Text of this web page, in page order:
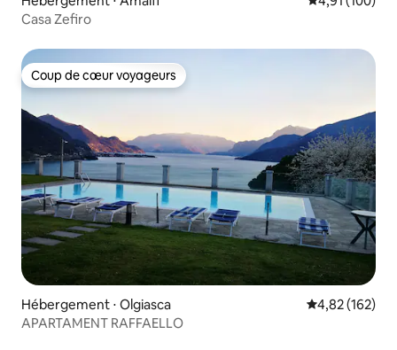
Casa Zefiro
Coup de cœur voyageurs
Coup de cœur voyageurs
Hébergement ⋅ Olgiasca Évaluation
4,82 (162)
APARTAMENT RAFFAELLO